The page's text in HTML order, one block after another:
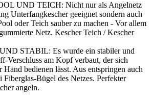
UND TEICH: Nicht nur als Angelnetz
Unterfangkescher geeignet sondern auch
oder Teich sauber zu machen - Vor allem
Netz. Kescher Teich / Kescher
STABIL: Es wurde ein stabiler und
Verschluss am Kopf verbaut, der sich
Hand bedienen lässt. Aus entspringen auch
Fiberglas-Bügel des Netzes. Perfekter
angeln.